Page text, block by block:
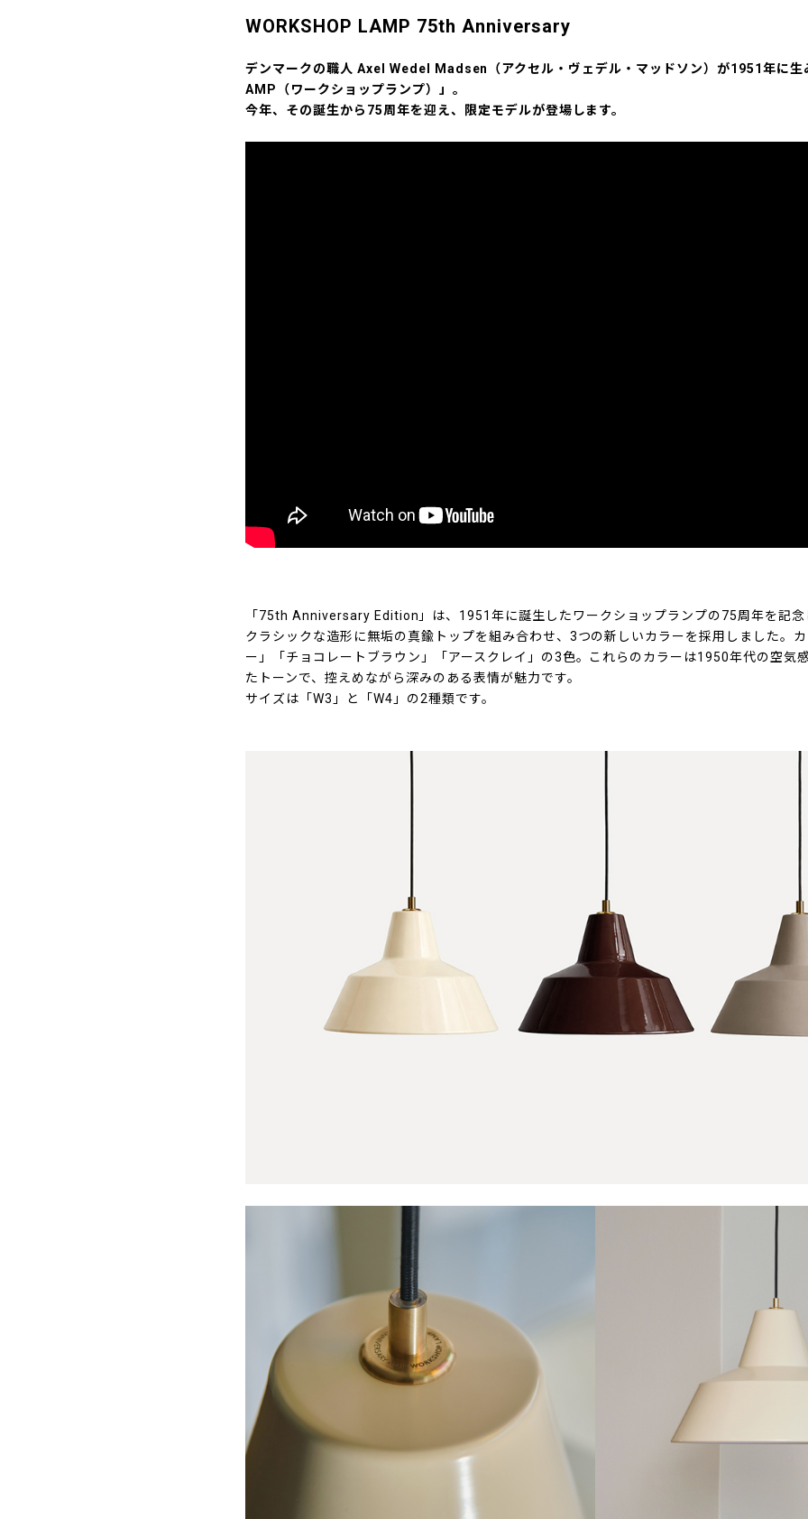
WORKSHOP LAMP 75th Anniversary
デンマークの職人 Axel Wedel Madsen（アクセル・ヴェデル・マッドソン）が1951年に生
AMP（ワークショップランプ）」。
今年、その誕生から75周年を迎え、限定モデルが登場します。
「75th Anniversary Edition」は、1951年に誕生したワークショップランプの75周年を記念
クラシックな造形に無垢の真鍮トップを組み合わせ、3つの新しいカラーを採用しました。
ー」「チョコレートブラウン」「アースクレイ」の3色。これらのカラーは1950年代の空気
たトーンで、控えめながら深みのある表情が魅力です。
サイズは「W3」と「W4」の2種類です。